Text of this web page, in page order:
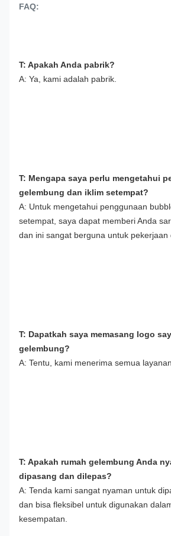
FAQ:
T: Apakah Anda pabrik?
A: Ya, kami adalah pabrik.
T: Mengapa saya perlu mengetahui
gelembung dan iklim setempat?
A: Untuk mengetahui penggunaan
setempat, saya dapat memberi Anda
dan ini sangat berguna untuk pekerjaan
T: Dapatkah saya memasang logo
gelembung?
A: Tentu, kami menerima semua
T: Apakah rumah gelembung Anda
dipasang dan dilepas?
A: Tenda kami sangat nyaman untuk
dan bisa fleksibel untuk digunakan
kesempatan.